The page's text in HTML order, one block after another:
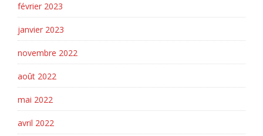
février 2023
janvier 2023
novembre 2022
août 2022
mai 2022
avril 2022